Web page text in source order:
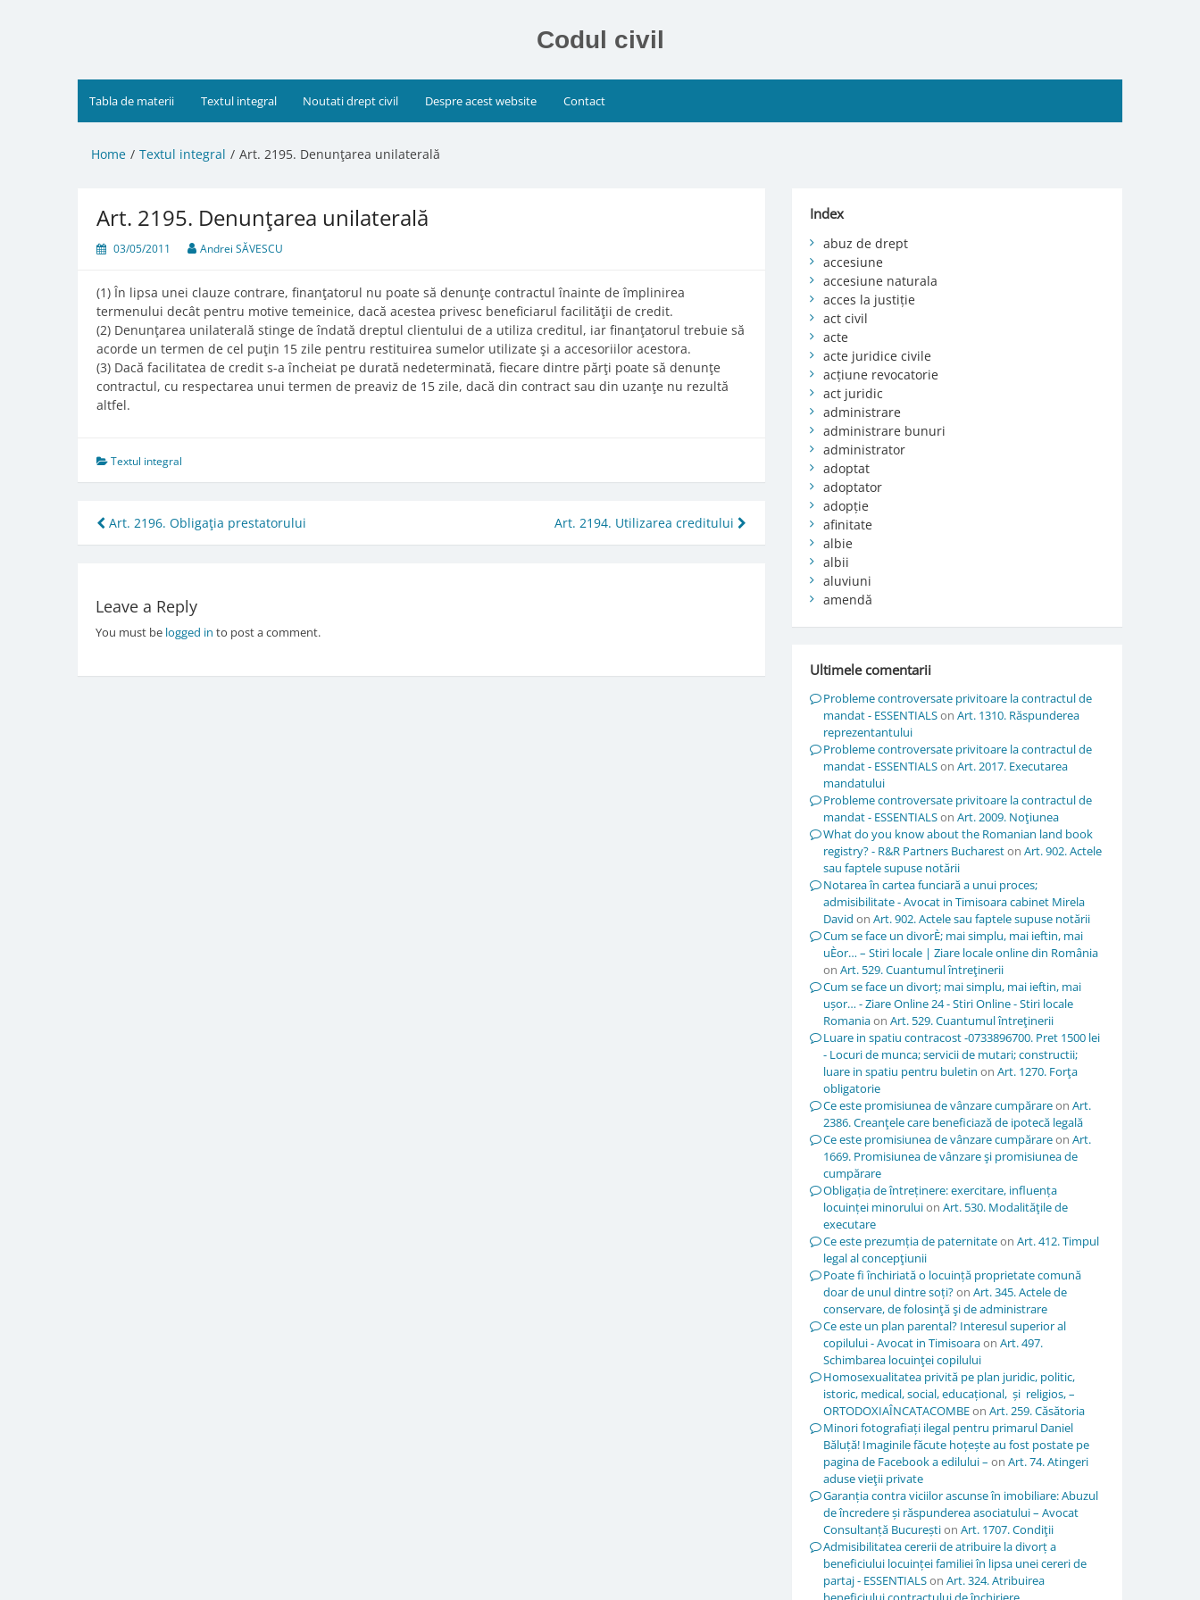
Codul civil
Tabla de materii Textul integral Noutati drept civil Despre acest website Contact
Home Textul integral Art. 2195. Denunţarea unilaterală
Art. 2195. Denunţarea unilaterală
03/05/2011 Andrei SĂVESCU
(1) În lipsa unei clauze contrare, finanţatorul nu poate să denunţe contractul înainte de împlinirea
termenului decât pentru motive temeinice, dacă acestea privesc beneficiarul facilităţii de credit.
(2) Denunţarea unilaterală stinge de îndată dreptul clientului de a utiliza creditul, iar finanţatorul trebuie să
acorde un termen de cel puţin 15 zile pentru restituirea sumelor utilizate şi a accesoriilor acestora.
(3) Dacă facilitatea de credit s-a încheiat pe durată nedeterminată, fiecare dintre părţi poate să denunţe
contractul, cu respectarea unui termen de preaviz de 15 zile, dacă din contract sau din uzanţe nu rezultă
altfel.
Textul integral
Post
navigation
Art. 2196. Obligaţia prestatorului Art. 2194. Utilizarea creditului
Leave a Reply
You must be logged in to post a comment.
Index
abuz de drept
accesiune
accesiune naturala
acces la justiție
act civil
acte
acte juridice civile
acțiune revocatorie
act juridic
administrare
administrare bunuri
administrator
adoptat
adoptator
adopție
afinitate
albie
albii
aluviuni
amendă
Ultimele comentarii
Probleme controversate privitoare la contractul de
mandat - ESSENTIALSon Art. 1310. Răspunderea
reprezentantului
Probleme controversate privitoare la contractul de
mandat - ESSENTIALSon Art. 2017. Executarea
mandatului
Probleme controversate privitoare la contractul de
mandat - ESSENTIALSon Art. 2009. Noţiunea
What do you know about the Romanian land book
registry? - R&R Partners Buchareston Art. 902. Actele
sau faptele supuse notării
Notarea în cartea funciară a unui proces;
admisibilitate - Avocat in Timisoara cabinet Mirela
David on Art. 902. Actele sau faptele supuse notării
Cum se face un divorÈ; mai simplu, mai ieftin, mai
uÈor… – Stiri locale | Ziare locale online din România
on Art. 529. Cuantumul întreţinerii
Cum se face un divorț; mai simplu, mai ieftin, mai
ușor… - Ziare Online 24 - Stiri Online - Stiri locale
Romaniaon Art. 529. Cuantumul întreţinerii
Luare in spatiu contracost -0733896700. Pret 1500 lei
- Locuri de munca; servicii de mutari; constructii;
luare in spatiu pentru buletin on Art. 1270. Forţa
obligatorie
Ce este promisiunea de vânzare cumpărareon Art.
2386. Creanţele care beneficiază de ipotecă legală
Ce este promisiunea de vânzare cumpărareon Art.
1669. Promisiunea de vânzare şi promisiunea de
cumpărare
Obligația de întreținere: exercitare, influența
locuinței minoruluion Art. 530. Modalităţile de
executare
Ce este prezumția de paternitateon Art. 412. Timpul
legal al concepţiunii
Poate fi închiriată o locuință proprietate comună
doar de unul dintre soți?on Art. 345. Actele de
conservare, de folosinţă şi de administrare
Ce este un plan parental? Interesul superior al
copilului - Avocat in Timisoaraon Art. 497.
Schimbarea locuinţei copilului
Homosexualitatea privită pe plan juridic, politic,
istoric, medical, social, educațional, și religios, –
ORTODOXIAÎNCATACOMBEon Art. 259. Căsătoria
Minori fotografiați ilegal pentru primarul Daniel
Băluță! Imaginile făcute hoțește au fost postate pe
pagina de Facebook a edilului – on Art. 74. Atingeri
aduse vieţii private
Garanția contra viciilor ascunse în imobiliare: Abuzul
de încredere și răspunderea asociatului – Avocat
Consultanță Bucureștion Art. 1707. Condiţii
Admisibilitatea cererii de atribuire la divorț a
beneficiului locuinței familiei în lipsa unei cereri de
partaj - ESSENTIALSon Art. 324. Atribuirea